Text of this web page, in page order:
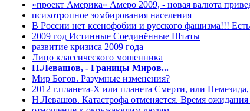
«проект Америка» Амеро 2009, - новая валюта
психотропное зомбирования населения
В России нет ксенофобии и русского фашизма!!!
2009 год Истинные Соединённые Штаты
развитие кризиса 2009 года
Лицо классического мошенника
Н.Левашов, - Границы Миров...
Мир Богов. Разумные изменения?
2012 г.планета-Х или планета Смерти, или
Н.Левашов. Катастрофа отменяется. Время